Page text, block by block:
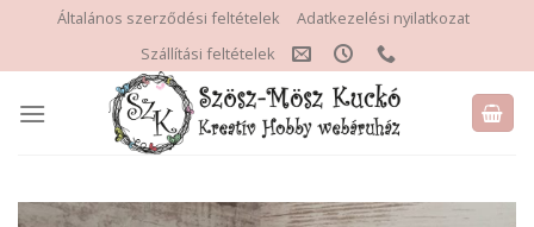
content
Általános szerződési feltételek
Adatkezelési nyilatkozat
Szállítási feltételek